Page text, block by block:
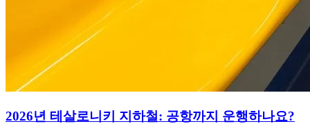
2026년 테살로니키 지하철: 공항까지 운행하나요?